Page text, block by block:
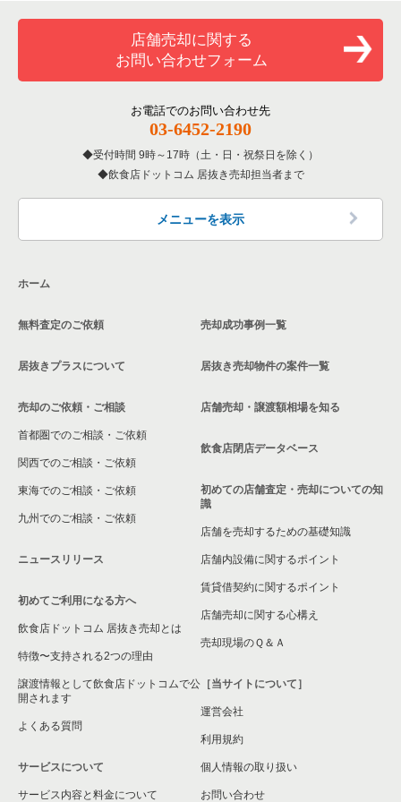
洋食の居抜き売却物件の案件一覧
その他の居抜き売却物件の案件一覧
川崎市幸区の飲食店の居抜き売却物件の案件一覧
厚木市の飲食店の居抜き売却物件の案件一覧
中郡の飲食店の居抜き売却物件の案件一覧
三浦郡の飲食店の居抜き売却物件の案件一覧
茅ヶ崎市の飲食店の居抜き売却物件の案件一覧
川崎市麻生区の飲食店の居抜き売却物件の案件一覧
相模原市中央区の飲食店の居抜き売却物件の案件一覧
横浜市保土ケ谷区の飲食店の居抜き売却物件の案件一覧
横浜市旭区の飲食店の居抜き売却物件の案件一覧
横浜市緑区の飲食店の居抜き売却物件の案件一覧
平塚市の飲食店の居抜き売却物件の案件一覧
横浜市港南区の飲食店の居抜き売却物件の案件一覧
横須賀市の飲食店の居抜き売却物件の案件一覧
三浦市の飲食店の居抜き売却物件の案件一覧
藤沢市の飲食店の居抜き売却物件の案件一覧
横浜市栄区の飲食店の居抜き売却物件の案件一覧
神奈川県のバーの居抜き売却物件の案件一覧
神奈川県の居酒屋・ダイニングバーの居抜き売却物件の案件一
神奈川県の専門料理の居抜き売却物件の案件一覧
神奈川県の和食の居抜き売却物件の案件一覧
神奈川県の洋食の居抜き売却物件の案件一覧
店舗売却に関する
お問い合わせフォーム
お電話でのお問い合わせ先
03-6452-2190
受付時間 9時～17時（土・日・祝祭日を除く）
飲食店ドットコム 居抜き売却担当者まで
メニューを表示
ホーム
無料査定のご依頼
居抜きプラスについて
売却のご依頼・ご相談
首都圏でのご相談・ご依頼
関西でのご相談・ご依頼
東海でのご相談・ご依頼
九州でのご相談・ご依頼
ニュースリリース
初めてご利用になる方へ
飲食店ドットコム 居抜き売却とは
特徴〜支持される2つの理由
譲渡情報として飲食店ドットコムで公
開されます
よくある質問
サービスについて
サービス内容と料金について
売却成功事例一覧
居抜き売却物件の案件一覧
店舗売却・譲渡額相場を知る
飲食店閉店データベース
初めての店舗査定・売却についての知
識
店舗を売却するための基礎知識
店舗内設備に関するポイント
賃貸借契約に関するポイント
店舗売却に関する心構え
売却現場のＱ＆Ａ
［当サイトについて］
運営会社
利用規約
個人情報の取り扱い
お問い合わせ